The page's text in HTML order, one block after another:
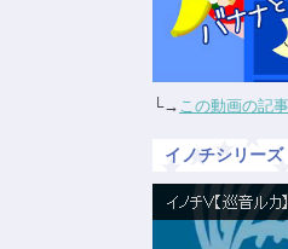
└→ この動画の記事
イノチシリーズ